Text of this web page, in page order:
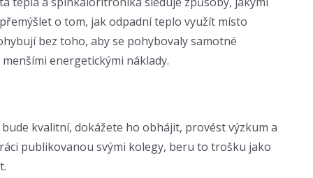
o tom, jak odpadní teplo využít místo
bez toho, aby se pohybovaly samotné
energetickými náklady.
kvalitní, dokážete ho obhájit, provést výzkum a
publikovanou svými kolegy, beru to trošku jako